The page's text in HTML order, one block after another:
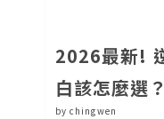
2026最新!
白該怎麼選
by chingwen